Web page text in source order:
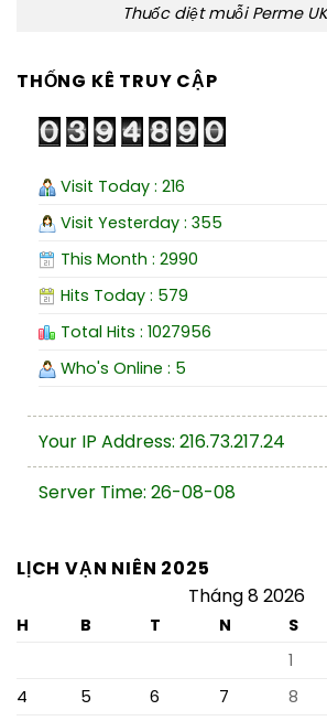
Thuốc diệt muỗi Perme
THỐNG KÊ TRUY CẬP
Visit Today : 216
Visit Yesterday : 355
This Month : 2990
Hits Today : 579
Total Hits : 1027956
Who's Online : 5
Your IP Address: 216.73.217.24
Server Time: 26-08-08
LỊCH VẠN NIÊN 2025
Tháng 8 2026
H B T N S
1
4
5 6 7 8